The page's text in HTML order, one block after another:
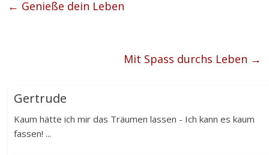
← Genieße dein Leben
Mit Spass durchs Leben →
Gertrude
Kaum hätte ich mir das Träumen lassen - Ich kann es kaum
fassen! ...